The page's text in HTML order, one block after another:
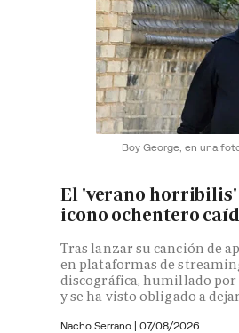
Boy George, en una
El 'verano horribilis'
icono ochentero
Tras lanzar su canción de
en plataformas de
discográfica, humillado
y se ha visto obligado a
Nacho Serrano | 07/08/2026